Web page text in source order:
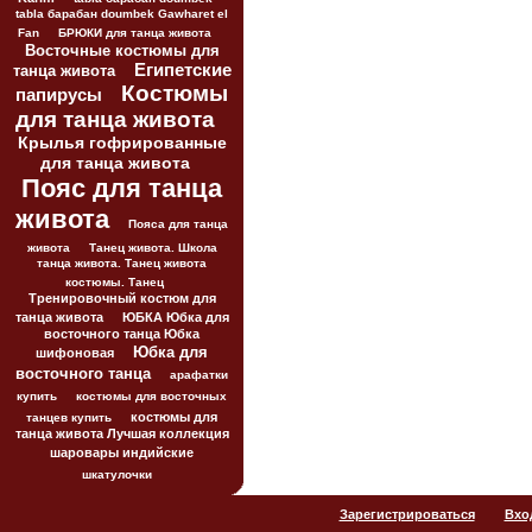
tabla барабан doumbek Gawharet el
Fan
БРЮКИ для танца живота
Восточные костюмы для
танца живота
Египетские
папирусы
Костюмы
для танца живота
Крылья гофрированные
для танца живота
Пояс для танца
живота
Пояса для танца
живота
Танец живота. Школа
танца живота. Танец живота
костюмы. Танец
Тренировочный костюм для
танца живота
ЮБКА Юбка для
восточного танца Юбка
шифоновая
Юбка для
восточного танца
арафатки
купить
костюмы для восточных
танцев купить
костюмы для
танца живота Лучшая коллекция
шаровары индийские
шкатулочки
Зарегистрироваться